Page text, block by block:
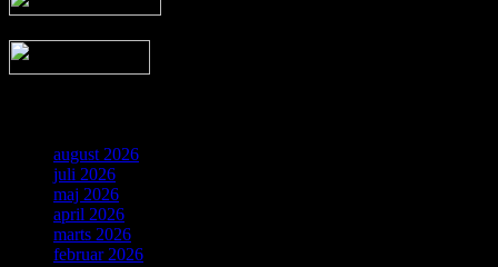
august 2026
juli 2026
maj 2026
april 2026
marts 2026
februar 2026